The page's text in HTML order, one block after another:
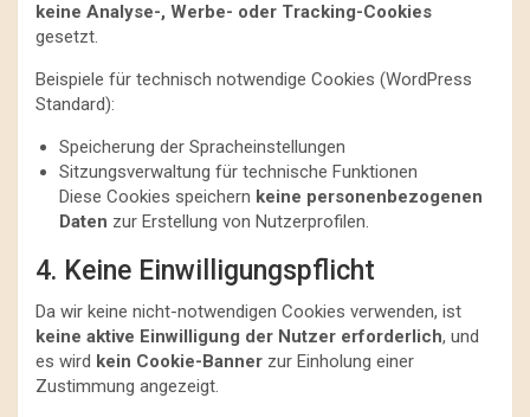
keine Analyse-, Werbe- oder Tracking-Cookies
gesetzt.
Beispiele für technisch notwendige Cookies (WordPress
Standard):
Speicherung der Spracheinstellungen
Sitzungsverwaltung für technische Funktionen
Diese Cookies speichern keine personenbezogenen
Daten zur Erstellung von Nutzerprofilen.
4. Keine Einwilligungspflicht
Da wir keine nicht-notwendigen Cookies verwenden, ist
keine aktive Einwilligung der Nutzer erforderlich, und
es wird kein Cookie-Banner zur Einholung einer
Zustimmung angezeigt.